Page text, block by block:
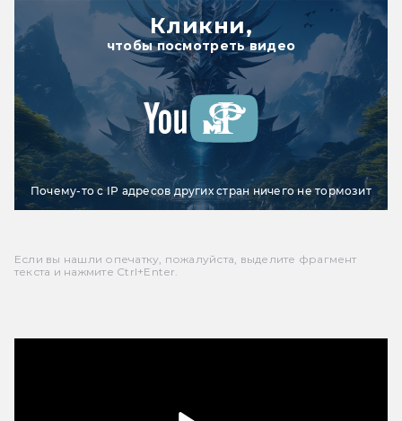
Кликни,
чтобы посмотреть видео
Почему-то с IP адресов других стран ничего не тормозит
Если вы нашли опечатку, пожалуйста, выделите фрагмент
текста и нажмите Ctrl+Enter.